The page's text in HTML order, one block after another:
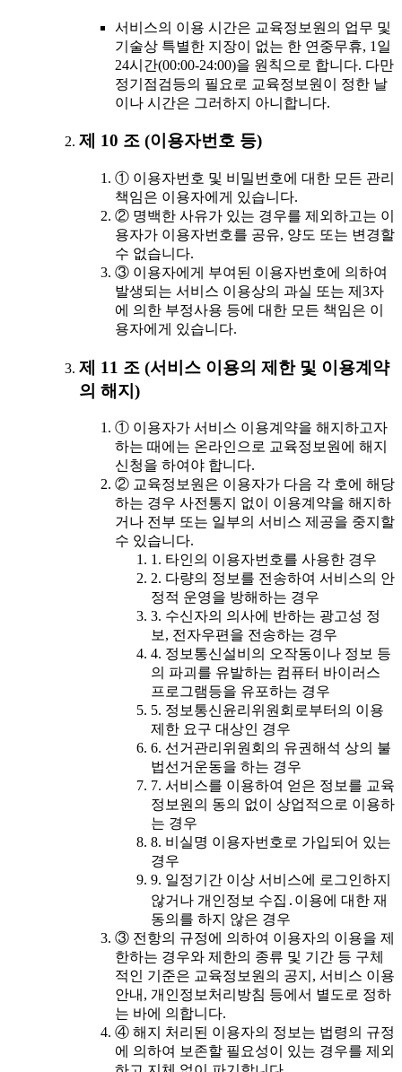
서비스의 이용 시간은 교육정보원의 업무 및
기술상 특별한 지장이 없는 한 연중무휴, 1일
24시간(00:00-24:00)을 원칙으로 합니다. 다만
정기점검등의 필요로 교육정보원이 정한 날
이나 시간은 그러하지 아니합니다.
제 10 조 (이용자번호 등)
① 이용자번호 및 비밀번호에 대한 모든 관리
책임은 이용자에게 있습니다.
② 명백한 사유가 있는 경우를 제외하고는 이
용자가 이용자번호를 공유, 양도 또는 변경할
수 없습니다.
③ 이용자에게 부여된 이용자번호에 의하여
발생되는 서비스 이용상의 과실 또는 제3자
에 의한 부정사용 등에 대한 모든 책임은 이
용자에게 있습니다.
제 11 조 (서비스 이용의 제한 및 이용계약
의 해지)
① 이용자가 서비스 이용계약을 해지하고자
하는 때에는 온라인으로 교육정보원에 해지
신청을 하여야 합니다.
② 교육정보원은 이용자가 다음 각 호에 해당
하는 경우 사전통지 없이 이용계약을 해지하
거나 전부 또는 일부의 서비스 제공을 중지할
수 있습니다.
1. 타인의 이용자번호를 사용한 경우
2. 다량의 정보를 전송하여 서비스의 안
정적 운영을 방해하는 경우
3. 수신자의 의사에 반하는 광고성 정
보, 전자우편을 전송하는 경우
4. 정보통신설비의 오작동이나 정보 등
의 파괴를 유발하는 컴퓨터 바이러스
프로그램등을 유포하는 경우
5. 정보통신윤리위원회로부터의 이용
제한 요구 대상인 경우
6. 선거관리위원회의 유권해석 상의 불
법선거운동을 하는 경우
7. 서비스를 이용하여 얻은 정보를 교육
정보원의 동의 없이 상업적으로 이용하
는 경우
8. 비실명 이용자번호로 가입되어 있는
경우
9. 일정기간 이상 서비스에 로그인하지
않거나 개인정보 수집․이용에 대한 재
동의를 하지 않은 경우
③ 전항의 규정에 의하여 이용자의 이용을 제
한하는 경우와 제한의 종류 및 기간 등 구체
적인 기준은 교육정보원의 공지, 서비스 이용
안내, 개인정보처리방침 등에서 별도로 정하
는 바에 의합니다.
④ 해지 처리된 이용자의 정보는 법령의 규정
에 의하여 보존할 필요성이 있는 경우를 제외